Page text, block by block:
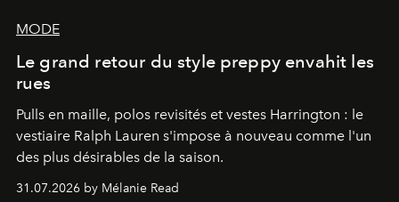
MODE
Le grand retour du style preppy envahit les
rues
Pulls en maille, polos revisités et vestes Harrington : le
vestiaire Ralph Lauren s'impose à nouveau comme l'un
des plus désirables de la saison.
31.07.2026 by Mélanie Read